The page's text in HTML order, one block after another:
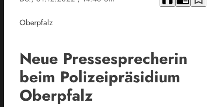
Oberpfalz
Neue Pressesprecherin
beim Polizeipräsidium
Oberpfalz